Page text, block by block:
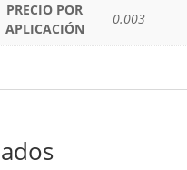
PRECIO POR
APLICACIÓN
0.003